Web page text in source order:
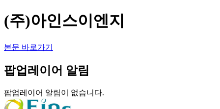
(주)아인스이엔지
본문 바로가기
팝업레이어 알림
팝업레이어 알림이 없습니다.